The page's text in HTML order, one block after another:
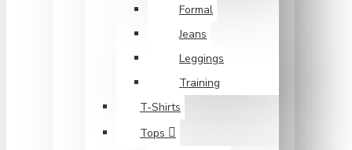
Formal
Jeans
Leggings
Training
T-Shirts
Tops